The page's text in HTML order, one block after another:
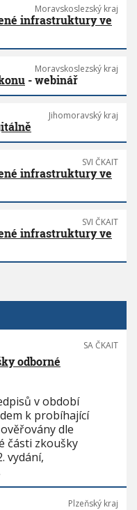
Moravskoslezský kraj
infrastruktury ve
Moravskoslezský kraj
- webinář
Jihomoravský kraj
SVI ČKAIT
infrastruktury ve
SVI ČKAIT
infrastruktury ve
SA ČKAIT
odborné
v období
k probíhající
dle
části zkoušky
vydání,
Plzeňský kraj